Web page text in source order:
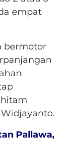
empat
bermotor
Pallawa,